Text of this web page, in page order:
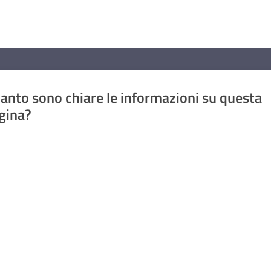
sono chiare le informazioni su questa